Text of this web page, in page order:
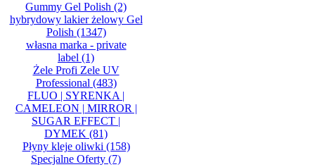
Gummy Gel Polish (2)
hybrydowy lakier żelowy Gel
Polish (1347)
własna marka - private
label (1)
Żele Profi Zele UV
Professional (483)
FLUO | SYRENKA |
CAMELEON | MIRROR |
SUGAR EFFECT |
DYMEK (81)
Płyny kleje oliwki (158)
Specjalne Oferty (7)